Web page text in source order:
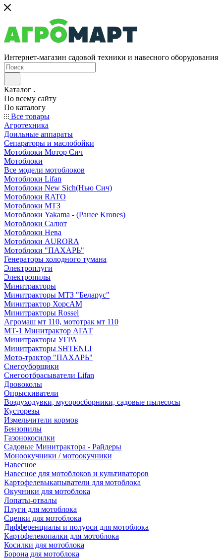
Интернет-магазин садовой техники и навесного оборудования
Каталог
По всему сайту
По каталогу
Все товары
Агротехника
Доильные аппараты
Сепараторы и маслобойки
Мотоблоки Мотор Сич
Мотоблоки
Все модели мотоблоков
Мотоблоки Lifan
Мотоблоки New Sich(Нью Сич)
Мотоблоки RATO
Мотоблоки МТЗ
Мотоблоки Yakama - (Ранее Krones)
Мотоблоки Салют
Мотоблоки Нева
Мотоблоки AURORA
Мотоблоки "ПАХАРЬ"
Генераторы холодного тумана
Электроплуги
Электропилы
Минитракторы
Минитракторы МТЗ "Беларус"
Минитрактор ХорсАМ
Минитракторы Rossel
Агромаш мт 110, мототрак мт 110
МТ-1 Минитрактор АГАТ
Минитракторы УГРА
Минитракторы SHTENLI
Мото-трактор "ПАХАРЬ"
Снегоуборщики
Снегоотбрасыватели Lifan
Дровоколы
Опрыскиватели
Воздуходувки, мусоросборники, cадовые пылесосы
Кусторезы
Измельчители кормов
Бензопилы
Газонокосилки
Садовые Минитрактора - Райдеры
Моноокучники / мотоокучники
Навесное
Навесное для мотоблоков и культиваторов
Картофелевыкапыватели для мотоблока
Окучники для мотоблока
Лопаты-отвалы
Плуги для мотоблока
Сцепки для мотоблока
Дифференциалы и полуоси для мотоблока
Картофелекопалки для мотоблока
Косилки для мотоблока
Борона для мотоблока